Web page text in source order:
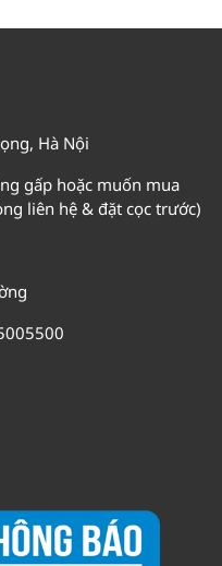
Hà Nội
gấp hoặc muốn mua
liên hệ & đặt cọc trước)